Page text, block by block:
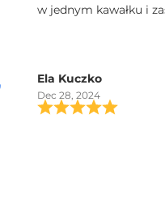
w jednym kawałku i
Ela Kuczko
Dec 28, 2024